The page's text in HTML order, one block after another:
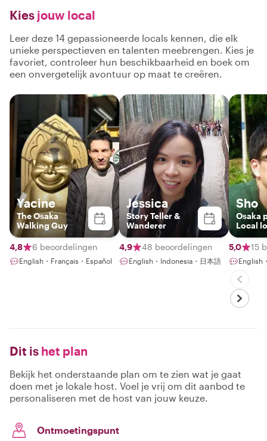
Kies jouw local
Leer deze 14 gepassioneerde locals kennen, die elk
unieke perspectieven en talenten meebrengen. Kies je
favoriet, controleer hun beschikbaarheid en boek om
een onvergetelijk avontuur op maat te creëren.
Yacine
The Osaka
Walking Guy
4,8 6 beoordelingen
English・Français・Español
Jessica
Story Teller &
Wanderer
4,9 48 beoordelingen
English・Indonesia・日本語
Sho
Osaka
Local
Guide
5,0
15
English
Dit is het plan
Bekijk het onderstaande plan om te zien wat je gaat
doen met je lokale host. Voel je vrij om dit aanbod te
personaliseren met de host van jouw keuze.
Ontmoetingspunt